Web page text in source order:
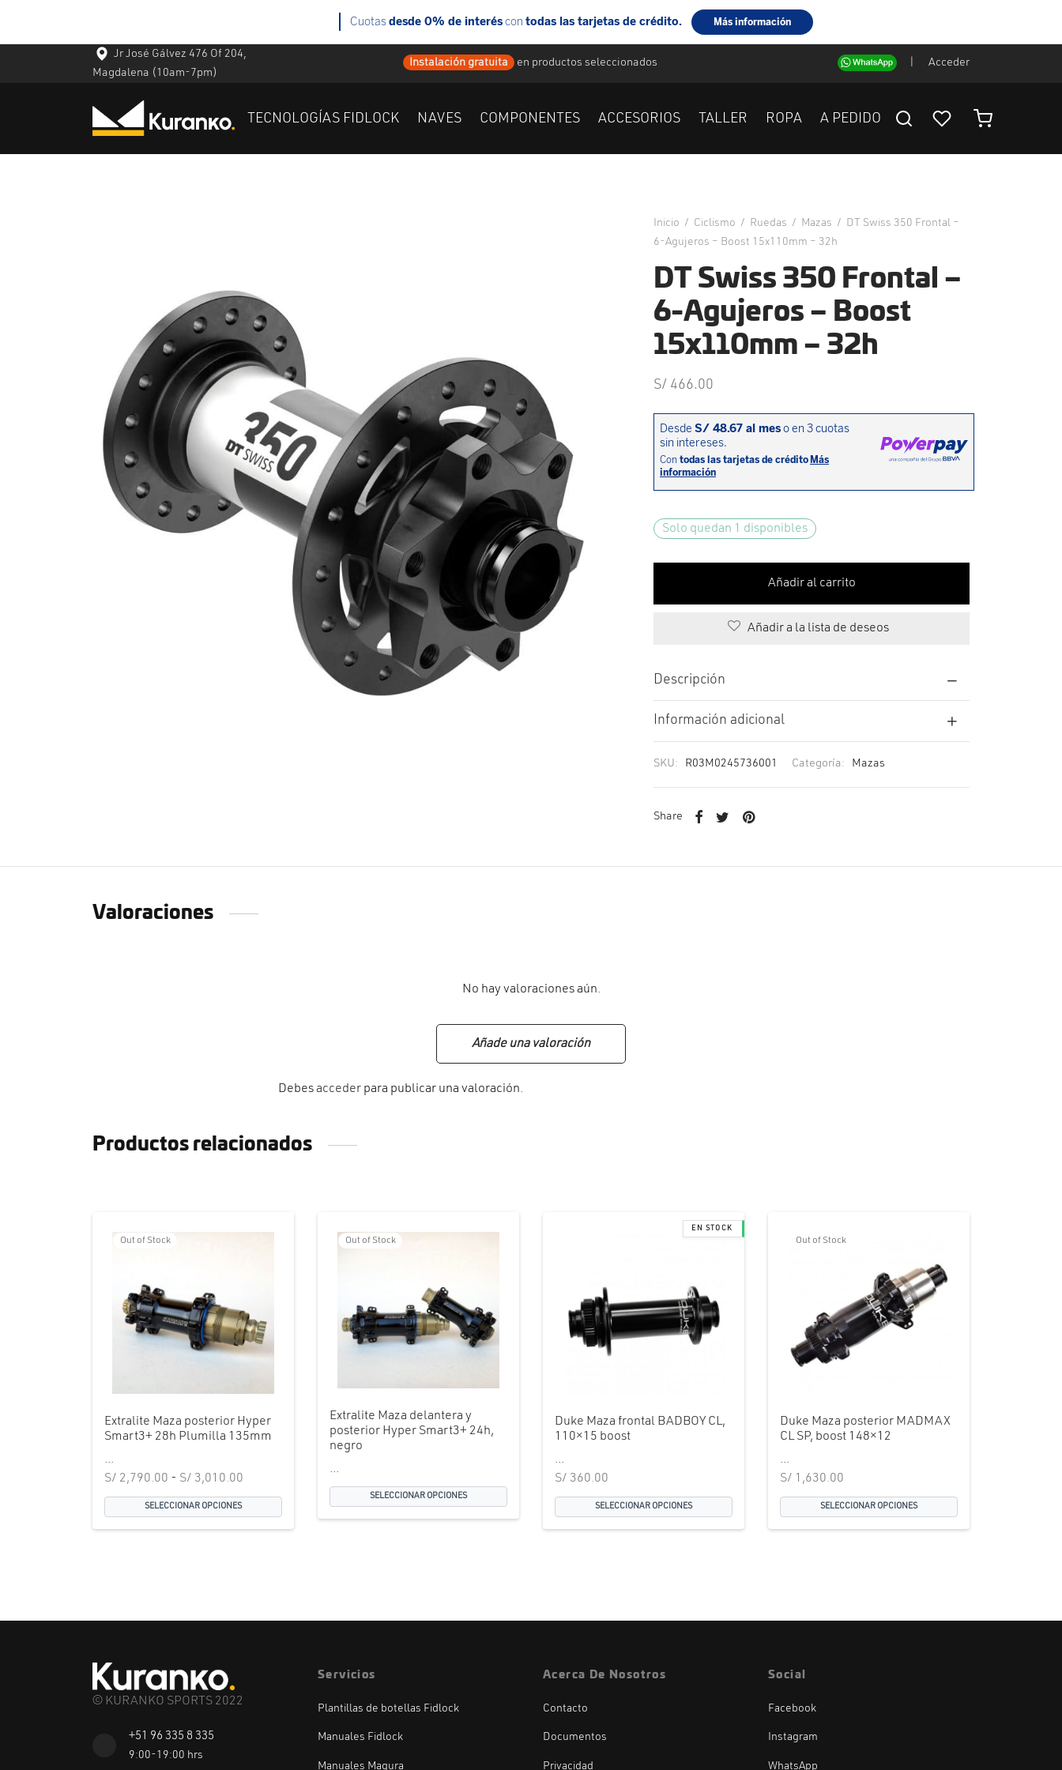
Jr José Gálvez 476 Of 204,
Magdalena (10am-7pm)
Instalación gratuita en productos seleccionados Acceder
TECNOLOGÍAS FIDLOCK NAVES COMPONENTES ACCESORIOS TALLER ROPA A PEDIDO
Inicio / Ciclismo / Ruedas / Mazas /
DT Swiss 350 Frontal –
6-Agujeros – Boost 15x110mm – 32h
DT Swiss 350 Frontal –
6-Agujeros – Boost
15x110mm – 32h
S/ 466.00
Solo quedan 1 disponibles
Añadir al carrito
Añadir a la lista de deseos
Descripción
Información adicional
SKU: R03M0245736001 Categoría: Mazas
Share
Valoraciones
No hay valoraciones aún.
Añade una valoración
Debesacceder para publicar una valoración.
Productos relacionados
Out of Stock
Extralite Maza posterior Hyper
Smart3+ 28h Plumilla 135mm
...
S/ 2,790.00 - S/ 3,010.00
precios:
desde
SELECCIONAR OPCIONES
Out of Stock
Extralite Maza delantera y
posterior Hyper Smart3+ 24h,
negro
...
SELECCIONAR OPCIONES
Duke Maza frontal BADBOY CL,
110×15 boost
...
S/ 360.00
SELECCIONAR OPCIONES
Out of Stock
Duke Maza posterior MADMAX
CL SP, boost 148×12
...
S/ 1,630.00
SELECCIONAR OPCIONES
© KURANKO SPORTS 2022
+51 96 335 8 335
9:00-19:00 hrs
Servicios
Plantillas de botellas Fidlock
Manuales Fidlock
Manuales Magura
Acerca De Nosotros
Contacto
Documentos
Privacidad
Social
Facebook
Instagram
WhatsApp